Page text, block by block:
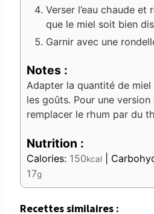
Verser l’eau chaude et
que le miel soit bien
Garnir avec une
Notes :
Adapter la quantité de
les goûts. Pour une version
remplacer le rhum par du
Nutrition :
Calories: 150kcal
17g
Recettes similaires :